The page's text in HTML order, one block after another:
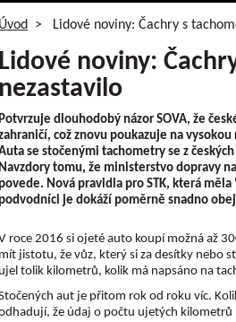
Úvod > Lidové noviny: Čachry s
Lidové noviny:
nezastavilo
dlouhodobý názor SOVA, že
což znovu poukazuje na
se stočenými tachometry se z
tomu, že ministerstvo dopravy
povede. Nová pravidla pro STK, která
podvodníci je dokáží poměrně snadno
roce 2016 si ojeté auto koupí možná až
mít jistotu, že vůz, který si za desítky nebo
ujel tolik kilometrů, kolik má napsáno na
aut je přitom rok od roku víc.
že údaj o počtu ujetých